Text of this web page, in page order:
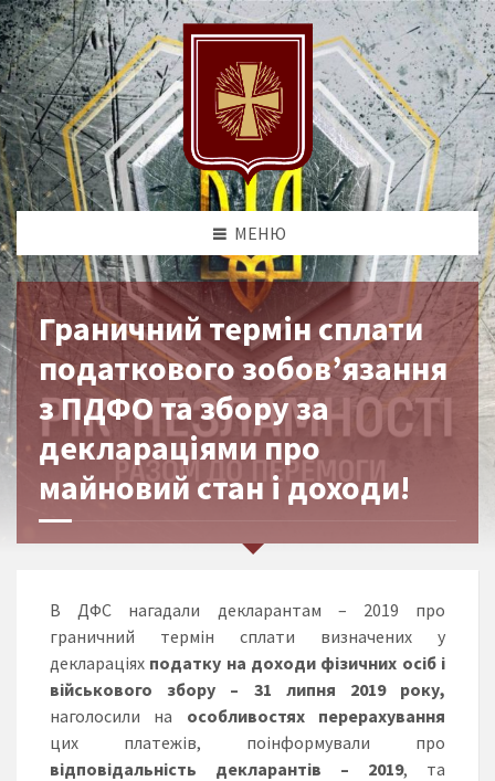
МЕНЮ
Граничний термін сплати
податкового зобов’язання
з ПДФО та збору за
деклараціями про
майновий стан і доходи!
В ДФС нагадали декларантам – 2019 про
граничний термін сплати визначених у
деклараціях податку на доходи фізичних осіб і
військового збору
– 31 липня 2019 року,
наголосили на особливостях перерахування
цих платежів, поінформували про
відповідальність декларантів – 2019, та